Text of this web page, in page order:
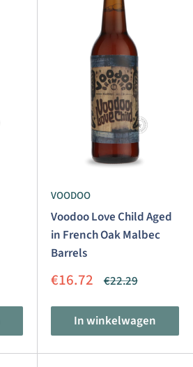
VOODOO
Voodoo Love Child Aged
in French Oak Malbec
Barrels
Aanbiedingsprijs
€16.72 Normale
€22.29
In winkelwagen